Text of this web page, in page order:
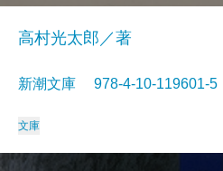
高村光太郎／著
新潮文庫 978-4-10-
文庫